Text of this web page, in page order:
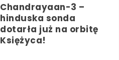
Chandrayaan-3 –
hinduska sonda
dotarła już na orbitę
Księżyca!